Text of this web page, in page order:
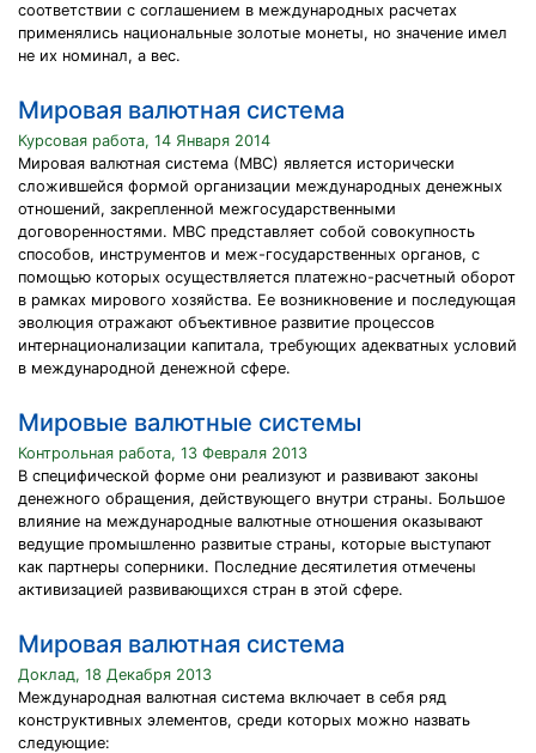
соответствии с соглашением в международных расчетах
применялись национальные золотые монеты, но значение имел
не их номинал, а вес.
Мировая валютная система
Курсовая работа, 14 Января 2014
Мировая валютная система (МВС) является исторически
сложившейся формой организации международных денежных
отношений, закрепленной межгосударственными
договоренностями. МВС представляет собой совокупность
способов, инструментов и меж-государственных органов, с
помощью которых осуществляется платежно-расчетный оборот
в рамках мирового хозяйства. Ее возникновение и последующая
эволюция отражают объективное развитие процессов
интернационализации капитала, требующих адекватных условий
в международной денежной сфере.
Мировые валютные системы
Контрольная работа, 13 Февраля 2013
В специфической форме они реализуют и развивают законы
денежного обращения, действующего внутри страны. Большое
влияние на международные валютные отношения оказывают
ведущие промышленно развитые страны, которые выступают
как партнеры соперники. Последние десятилетия отмечены
активизацией развивающихся стран в этой сфере.
Мировая валютная система
Доклад, 18 Декабря 2013
Международная валютная система включает в себя ряд
конструктивных элементов, среди которых можно назвать
следующие: